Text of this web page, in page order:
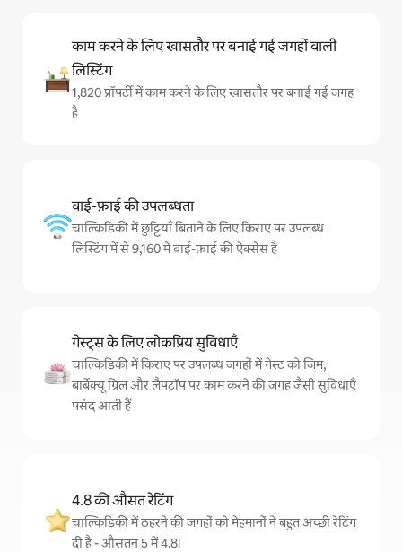
काम करने के लिए खासतौर पर बनाई गई जगहों वाली
लिस्टिंग
1,820 प्रॉपर्टी में काम करने के लिए खासतौर पर बनाई गई जगह
है
वाई-फ़ाई की उपलब्धता
चाल्किडिकी में छुट्टियाँ बिताने के लिए किराए पर उपलब्ध
लिस्टिंग में से 9,160 में वाई-फ़ाई की ऐक्सेस है
गेस्ट्स के लिए लोकप्रिय सुविधाएँ
चाल्किडिकी में किराए पर उपलब्ध जगहों में गेस्ट को जिम,
बार्बेक्यू ग्रिल और लैपटॉप पर काम करने की जगह जैसी सुविधाएँ
पसंद आती हैं
4.8 की औसत रेटिंग
चाल्किडिकी में ठहरने की जगहों को मेहमानों ने बहुत अच्छी रेटिंग
दी है - औसतन 5 में 4.8!